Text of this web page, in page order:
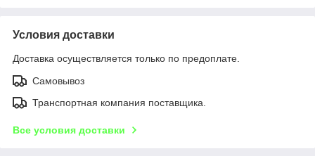
Условия доставки
Доставка осуществляется только по предоплате.
Самовывоз
Транспортная компания поставщика.
Все условия доставки